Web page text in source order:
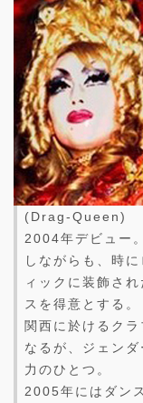
(Drag-Queen)
2004年デビュー
しながらも、時
ィックに装飾さ
スを得意とする。
関西に於けるク
なるが、ジェン
力のひとつ。
2005年にはダン